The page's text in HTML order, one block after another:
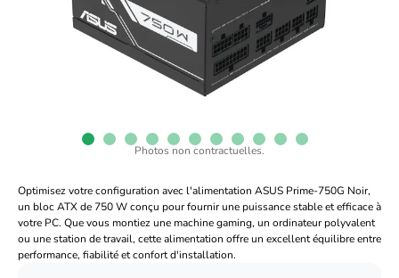
Photos non contractuelles.
Optimisez votre configuration avec l'alimentation ASUS Prime-750G Noir,
un bloc ATX de 750 W conçu pour fournir une puissance stable et efficace à
votre PC. Que vous montiez une machine gaming, un ordinateur polyvalent
ou une station de travail, cette alimentation offre un excellent équilibre entre
performance, fiabilité et confort d'installation.